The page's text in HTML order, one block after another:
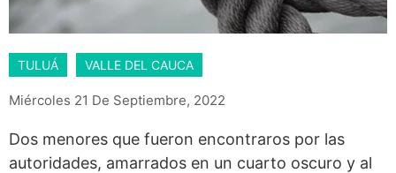
TULUÁ VALLE DEL CAUCA
Miércoles 21 De Septiembre, 2022
Dos menores que fueron encontraros por las
autoridades, amarrados en un cuarto oscuro y al